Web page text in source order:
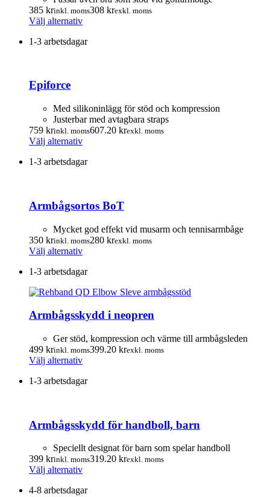
385 krinkl. moms308 krexkl. moms
Välj alternativDen
produkten
alternativen
kan
väljas
på
1-3 arbetsdagar
Epiforce
Med silikoninlägg för stöd och kompression
Justerbar med avtagbara straps
759 krinkl. moms607.20 krexkl. moms
Välj alternativDen
produkten
De
alternativen
kan
väljas
produktsidan
1-3 arbetsdagar
Armbågsortos BoT
Mycket god effekt vid musarm och tennisarmbåge
350 krinkl. moms280 krexkl. moms
Välj alternativDen
produkten
flera
De
alternativen
kan
väljas
produktsidan
1-3 arbetsdagar
Armbågsskydd i neopren
Ger stöd, kompression och värme till armbågsleden
499 krinkl. moms399.20 krexkl. moms
Välj alternativDen
produkten
De
alternativen
kan
väljas
produktsidan
1-3 arbetsdagar
Armbågsskydd för handboll, barn
Speciellt designat för barn som spelar handboll
399 krinkl. moms319.20 krexkl. moms
Välj alternativDen
produkten
4-8 arbetsdagar